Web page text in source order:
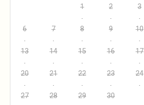
1 2 3
6 7 8 9 10
13 14 15 16 17
20 21 22 23 24
27 28 29 30